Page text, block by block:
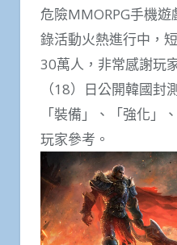
危險MMORPG手機
錄活動火熱進行中，
30萬人，非常感謝玩
（18）日公開韓國
「裝備」、「強化」
玩家參考。